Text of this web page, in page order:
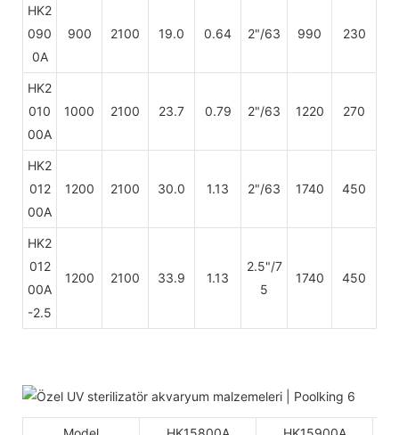
HK2
090
0A
900 2100 19.0 0.64 2"/63 990 230
HK2
010
00A
1000 2100 23.7 0.79 2"/63 1220 270
HK2
012
00A
1200 2100 30.0 1.13 2"/63 1740 450
HK2
012
00A
-2.5
1200 2100 33.9 1.13
2.5"/7
5
1740 450